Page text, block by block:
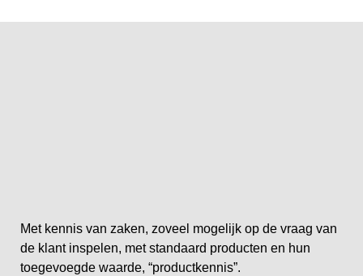
Met kennis van zaken, zoveel mogelijk op de vraag van
de klant inspelen, met standaard producten en hun
toegevoegde waarde, “productkennis”.